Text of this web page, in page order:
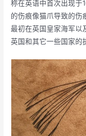
称在英语中首次出现于
的伤痕像猫爪导致的伤
最初在英国皇家海军以
英国和其它一些国家的